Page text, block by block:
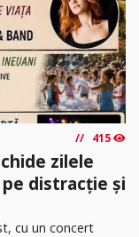
415
zilele
distracție și
cu un concert